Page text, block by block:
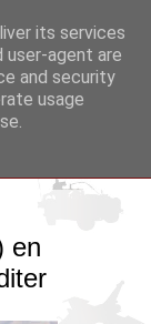
en
its services
user-agent are
and security
usage